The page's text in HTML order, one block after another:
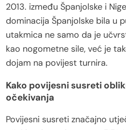
2013. između Španjolske i
dominacija Španjolske bila u
utakmica ne samo da je
kao nogometne sile, već je
dojam na povijest turnira.
Kako povijesni susreti
očekivanja
Povijesni susreti značajno